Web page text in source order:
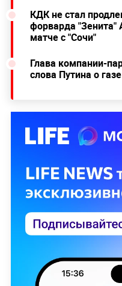
КДК не стал
форварда "Зенита"
матче с "Сочи"
Глава компании-
слова Путина о